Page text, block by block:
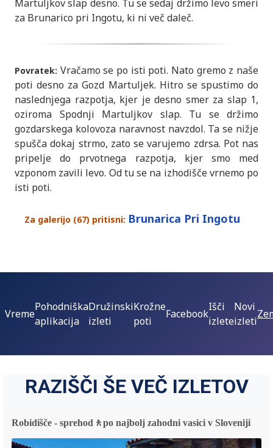
Martuljkov slap desno. Tu se sedaj držimo levo smeri
za Brunarico pri Ingotu, ki ni več daleč.
Povratek: Vračamo se po isti poti. Nato gremo z naše
poti desno za Gozd Martuljek. Hitro se spustimo do
naslednjega razpotja, kjer je desno smer za slap 1,
oziroma Spodnji Martuljkov slap. Tu se držimo
gozdarskega kolovoza naravnost navzdol. Ta se nižje
spušča dokaj strmo, zato se varujemo zdrsa. Pot nas
pripelje do prvotnega razpotja, kjer smo med
vzponom zavili levo. Od tu se na izhodišče vrnemo po
isti poti.
Za galerijo (67) pritisni: Brunarica Pri Ingotu
RAZIŠČI ŠE VEČ IZLETOV
Robidišče - sprehod🚶po najbolj zahodni vasici v Sloveniji
Vreme
Pohodniška
aplikacija
Družinski
izleti
Krožne
poti
Facebook
Išči
izlete
Novi
izleti